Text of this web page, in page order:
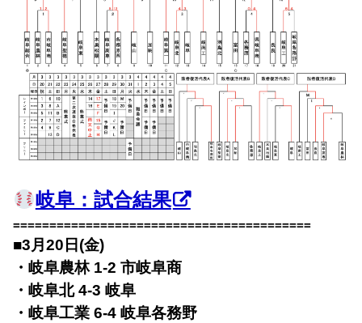
岐阜：試合結果
=========================================
■3月20日(金)
・岐阜農林 1-2 市岐阜商
・岐阜北 4-3 岐阜
・岐阜工業 6-4 岐阜各務野